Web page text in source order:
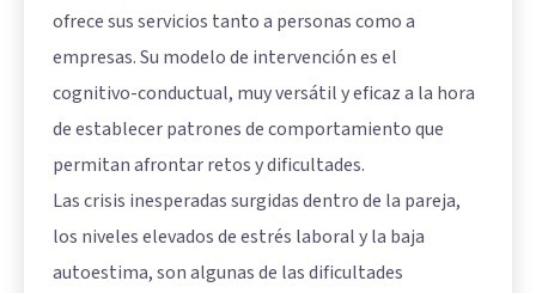
ofrece sus servicios tanto a personas como a
empresas. Su modelo de intervención es el
cognitivo-conductual, muy versátil y eficaz a la hora
de establecer patrones de comportamiento que
permitan afrontar retos y dificultades.
Las crisis inesperadas surgidas dentro de la pareja,
los niveles elevados de estrés laboral y la baja
autoestima, son algunas de las dificultades